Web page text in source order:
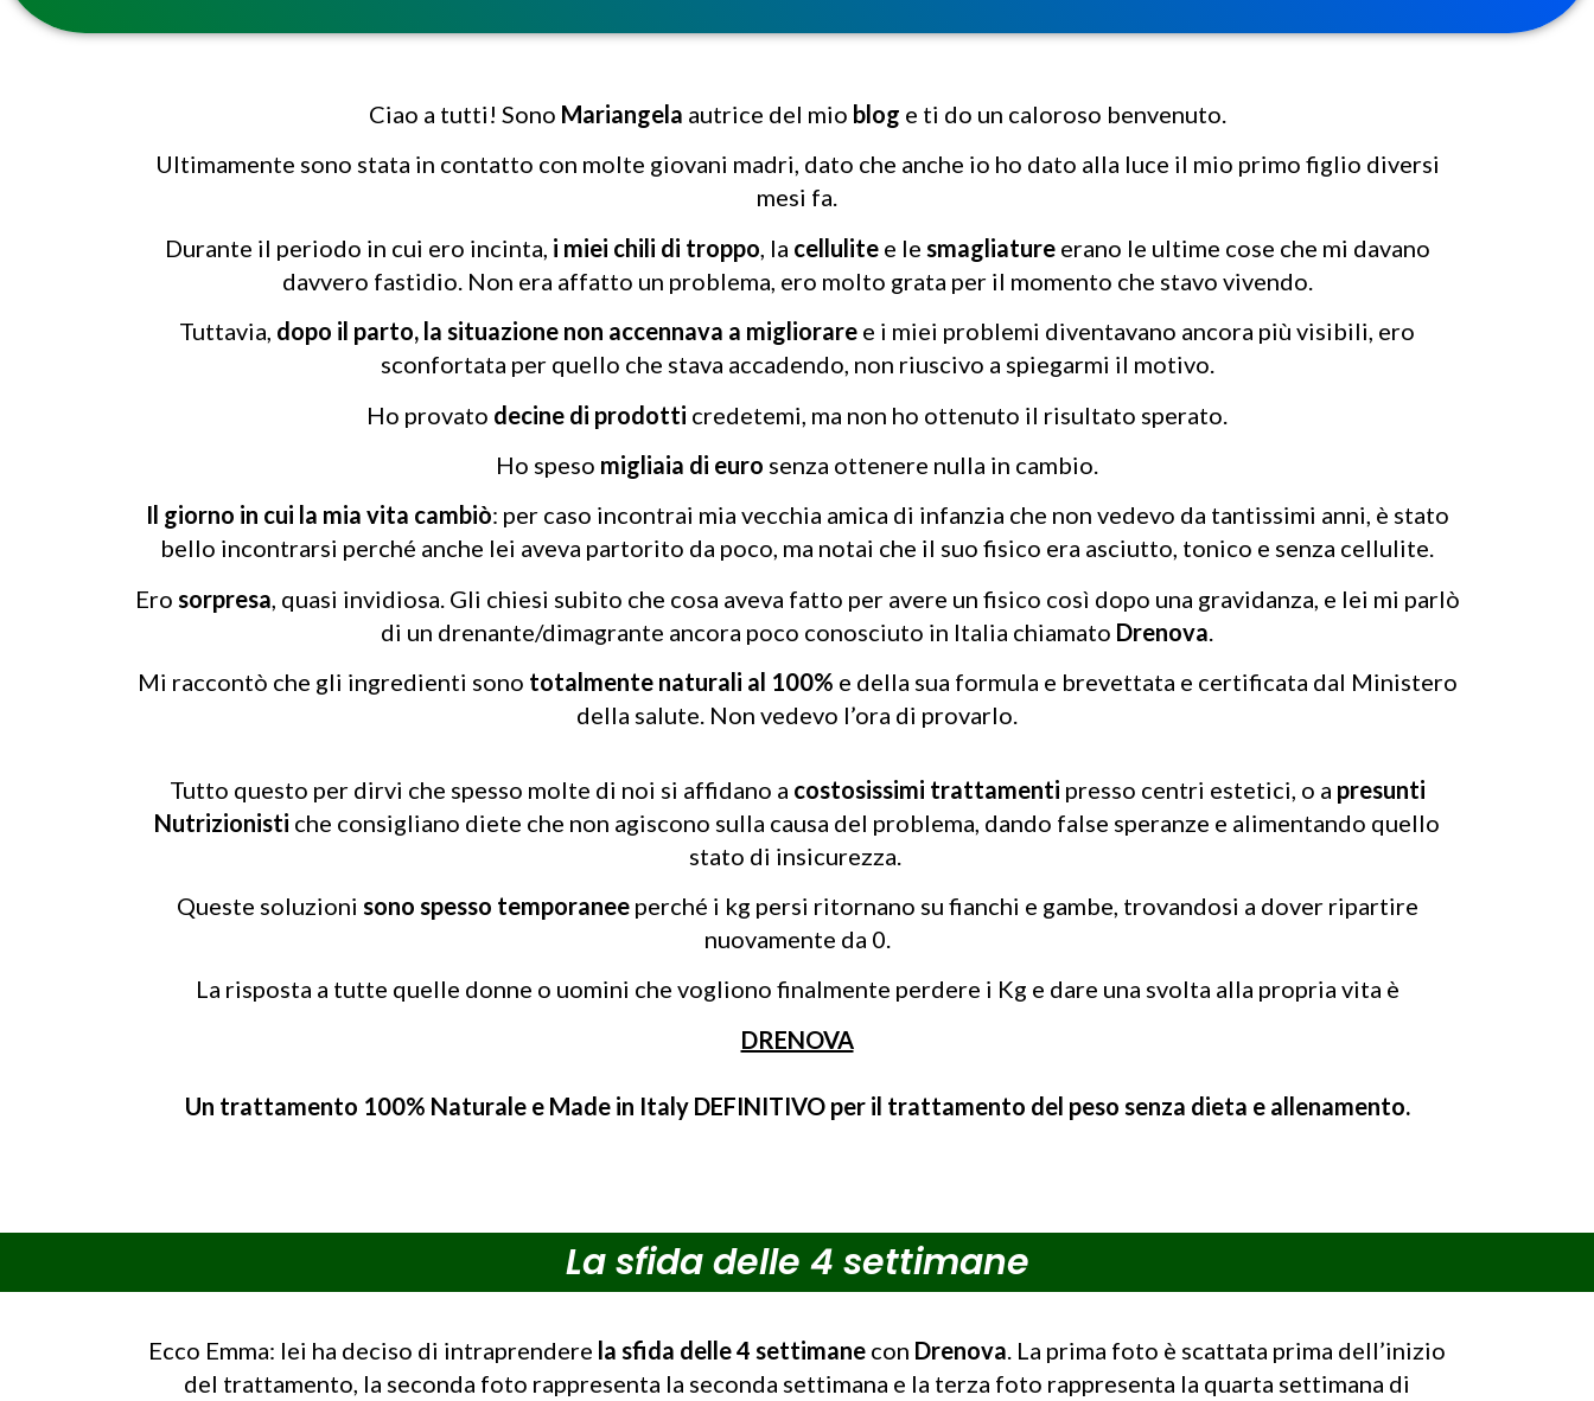
Ciao a tutti! Sono Mariangela autrice del mio blog e ti do un caloroso benvenuto.
Ultimamente sono stata in contatto con molte giovani madri, dato che anche io ho dato alla luce il mio primo figlio diversi
mesi fa.
Durante il periodo in cui ero incinta, i miei chili di troppo , la cellulitee le smagliatureerano le ultime cose che mi davano
davvero fastidio. Non era affatto un problema, ero molto grata per il momento che stavo vivendo.
Tuttavia, dopo il parto, la situazione non accennava a migliorare e i miei problemi diventavano ancora più visibili, ero
sconfortata per quello che stava accadendo, non riuscivo a spiegarmi il motivo.
Ho provato decine di prodotti credetemi, ma non ho ottenuto il risultato sperato.
Ho speso migliaia di euro senza ottenere nulla in cambio.
Il giorno in cui la mia vita cambiò: per caso incontrai mia vecchia amica di infanzia che non vedevo da tantissimi anni, è stato
bello incontrarsi perché anche lei aveva partorito da poco, ma notai che il suo fisico era asciutto, tonico e senza cellulite.
Ero sorpresa , quasi invidiosa. Gli chiesi subito che cosa aveva fatto per avere un fisico così dopo una gravidanza, e lei mi parlò
di un drenante/dimagrante ancora poco conosciuto in Italia chiamato Drenova
Mi raccontò che gli ingredienti sono totalmente naturali al 100% e della sua formula e brevettata e certificata dal Ministero
della salute. Non vedevo l’ora di provarlo.
Tutto questo per dirvi che spesso molte di noi si affidano a costosissimi trattamenti presso centri estetici, o a presunti
Nutrizionisti che consigliano diete che non agiscono sulla causa del problema, dando false speranze e alimentando quello
stato di insicurezza.
Queste soluzioni sono spesso temporaneeperché i kg persi ritornano su fianchi e gambe, trovandosi a dover ripartire
nuovamente da 0.
La risposta a tutte quelle donne o uomini che vogliono finalmente perdere i Kg e dare una svolta alla propria vita è
DRENOVA
Un trattamento 100% Naturale e Made in Italy DEFINITIVO per il trattamento del peso senza dieta e allenamento.
La sfida delle 4 settimane
Ecco Emma: lei ha deciso di intraprendere la sfida delle 4 settimane con Drenova. La prima foto è scattata prima dell’inizio
del trattamento, la seconda foto rappresenta la seconda settimana e la terza foto rappresenta la quarta settimana di